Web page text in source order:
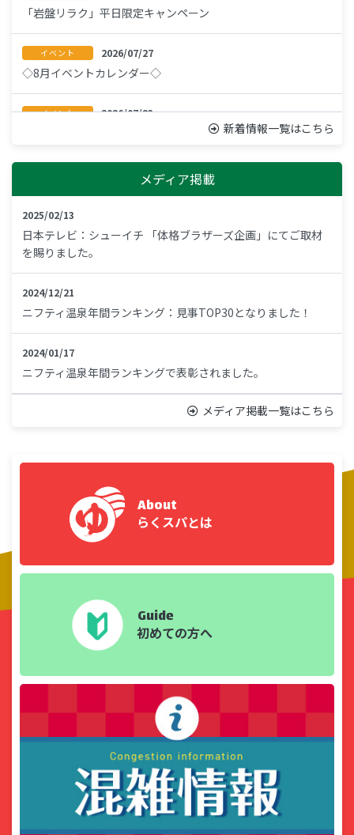
神奈川県の条例に伴い、18歳未満の方は保護者同伴の場合
でも23:00までのご利用となります。
現在BBQの新規予約を一時見合わせております。
お客様にはご迷惑おかけいたしますが、何卒ご理解の程よろ
しくお願いいたします。
■ロッカーに入らないお手荷物はフロントにてお預かりしており
■お子様でロッカーが必要な場合は有料(100円)にて貸出してお
ります
■無料送迎バスに乗れなかったお客様へ市営バスのご案内■
●川崎駅の場合
川崎駅西口バス乗り場52番
は「変電所前」で下車し徒歩15分
●鶴見駅の場合
川崎鶴見臨港バスの川55川崎駅西口行に乗り、「新鶴見小
学校南」で下車し徒歩15分
「岩盤リラク」平日限定キャンペーン
イベント 2026/07/27
◇8月イベントカレンダー◇
イベント 2026/07/23
ホロライブ×極楽湯 RAKU SPAコラボ～ふためぐり～ 開催決
極楽湯RAKU SPA×すみっコぐらし コラボ 開催決定
イベント
7/18～9/23 ちびっこプールのご案内
ニュース 2026/07/01
7月熱波イベント🔥
イベント 2026/06/27
◇7月イベントカレンダー◇
2026/06/13
岩盤リラクより夏のキャンペーンのご案内🌴
新着情報一覧はこちら
メディア掲載
2025/02/13
日本テレビ：シューイチ 「体格ブラザーズ企画」にてご取材
を賜りました。
2024/12/21
ニフティ温泉年間ランキング：見事TOP30となりました！
2024/01/17
ニフティ温泉年間ランキングで表彰されました。
日本テレビ「スクール革命！」様でご紹介いただきました
2022/12/11
日本テレビ「ゼロイチ」様でご紹介頂きました。
「めざましテレビ」様でご紹介頂きました。
2021/09/27
「神奈川新聞」の記事にてご紹介いただきました！
「pouch」の記事にてご紹介いただきました！
メディア掲載一覧はこちら
About
らくスパとは
Guide
初めての方へ